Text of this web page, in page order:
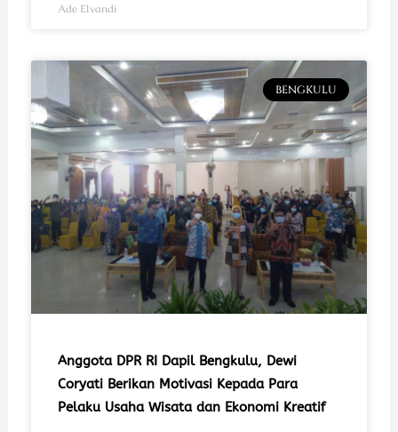
Ade Elvandi
BENGKULU
Anggota DPR RI Dapil Bengkulu, Dewi
Coryati Berikan Motivasi Kepada Para
Pelaku Usaha Wisata dan Ekonomi Kreatif